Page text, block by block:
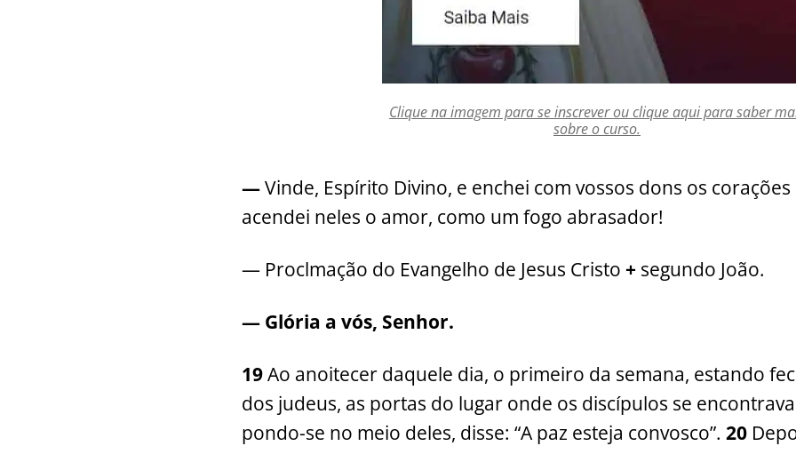
Clique na imagem para se inscrever ou clique aqui para saber
sobre o curso.
—Vinde, Espírito Divino, e enchei com vossos dons os corações
acendei neles o amor, como um fogo abrasador!
— Proclmação do Evangelho de Jesus Cristo + segundo João.
— Glória a vós, Senhor.
19Ao anoitecer daquele dia, o primeiro da semana, estando
dos judeus, as portas do lugar onde os discípulos se
pondo-se no meio deles, disse: “A paz esteja convosco”. 20